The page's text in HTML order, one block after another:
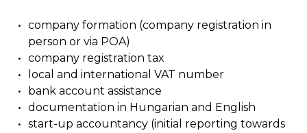
company formation (company registration in
person or via POA)
company registration tax
local and international VAT number
bank account assistance
documentation in Hungarian and English
start-up accountancy (initial reporting towards